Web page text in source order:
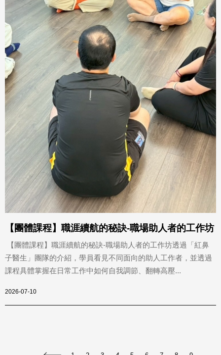
【團體課程】職涯續航的秘訣-職場助人者的工作坊
【團體課程】職涯續航的秘訣-職場助人者的工作坊透過「紅鼻
子醫生」團隊的介紹，學員看見不同面向的助人工作者，並透過
課程具體掌握在日常工作中如何自我調節、翻轉高壓...
2026-07-10